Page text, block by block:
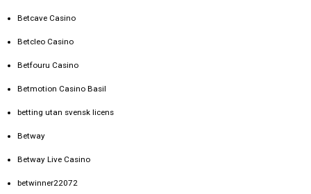
Betcave Casino
Betcleo Casino
Betfouru Casino
Betmotion Casino Basil
betting utan svensk licens
Betway
Betway Live Casino
betwinner22072